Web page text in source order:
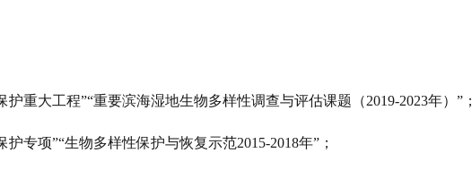
重大工程”“重要滨海湿地生物多样性调查与评估课题（2019-2023年）”；
专项”“生物多样性保护与恢复示范2015-2018年”；